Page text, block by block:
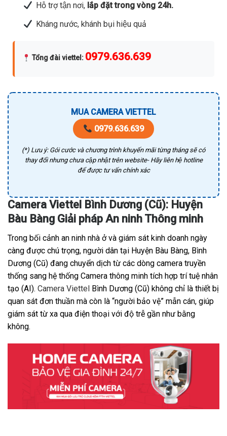
Hỗ trợ tận nơi,lắp đặt trong vòng 24h.
Kháng nước, khánh bụi hiệu quả
Tổng đài viettel : 0979.636.639
MUA CAMERA VIETTEL
0979.636.639
(*) Lưu ý: Gói cước và chương trình khuyến mãi từng tháng sẽ có
thay đổi nhưng chưa cập nhật trên website- Hãy liên hệ hotline
để được tư vấn chính xác
Camera Viettel Bình Dương (Cũ): Huyện
Bàu Bàng Giải pháp An ninh Thông minh
Trong bối cảnh an ninh nhà ở và giám sát kinh doanh ngày
càng được chú trọng, người dân tại Huyện Bàu Bàng, Bình
Dương (Cũ) đang chuyển dịch từ các dòng camera truyền
thống sang hệ thống Camera thông minh tích hợp trí tuệ nhân
tạo (AI). Camera Viettel Bình Dương (Cũ) không chỉ là thiết bị
quan sát đơn thuần mà còn là “người bảo vệ” mẫn cán, giúp
giám sát từ xa qua điện thoại với độ trễ gần như bằng
không.